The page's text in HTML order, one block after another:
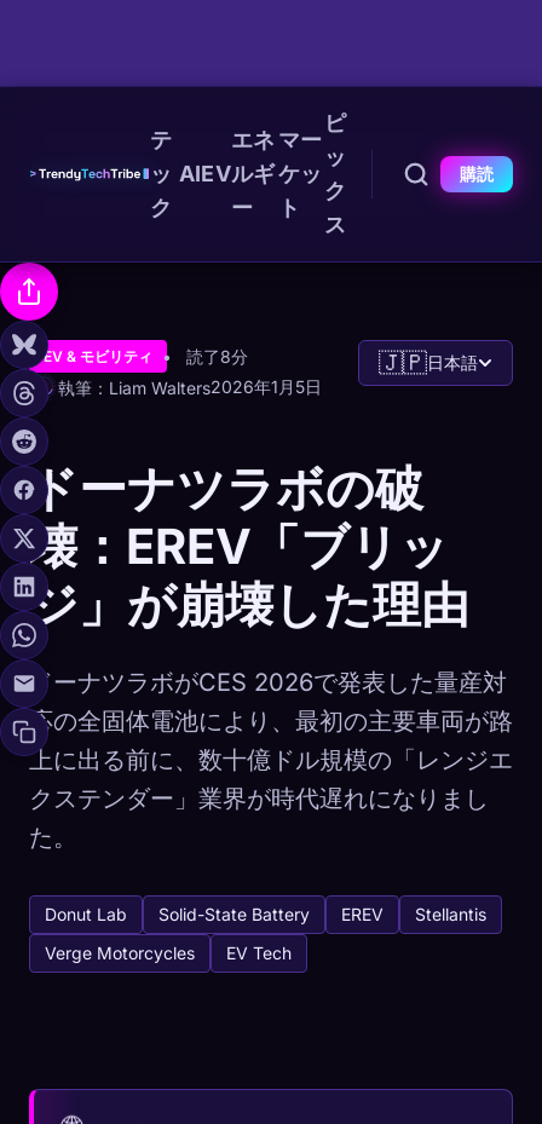
テ
ッ
ク
AIEV
エネ
ルギ
ー
マー
ケッ
ト
ピ
ッ
ク
ス
購読
EV & モビリティ
読了8分
執筆：Liam Walters2026年1月5日
🇯🇵日本語
ドーナツラボの破
壊：EREV「ブリッ
ジ」が崩壊した理由
ドーナツラボがCES 2026で発表した量産対
応の全固体電池により、最初の主要車両が路
上に出る前に、数十億ドル規模の「レンジエ
クステンダー」業界が時代遅れになりまし
た。
Donut Lab Solid-State Battery EREV
Stellantis
Verge Motorcycles
EV Tech